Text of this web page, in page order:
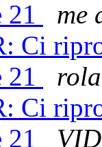
21
me
Ci
21
Ci
21